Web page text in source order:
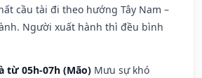
cầu tài đi theo hướng Tây Nam –
Người xuất hành thì đều bình
từ 05h-07h (Mão) Mưu sự khó